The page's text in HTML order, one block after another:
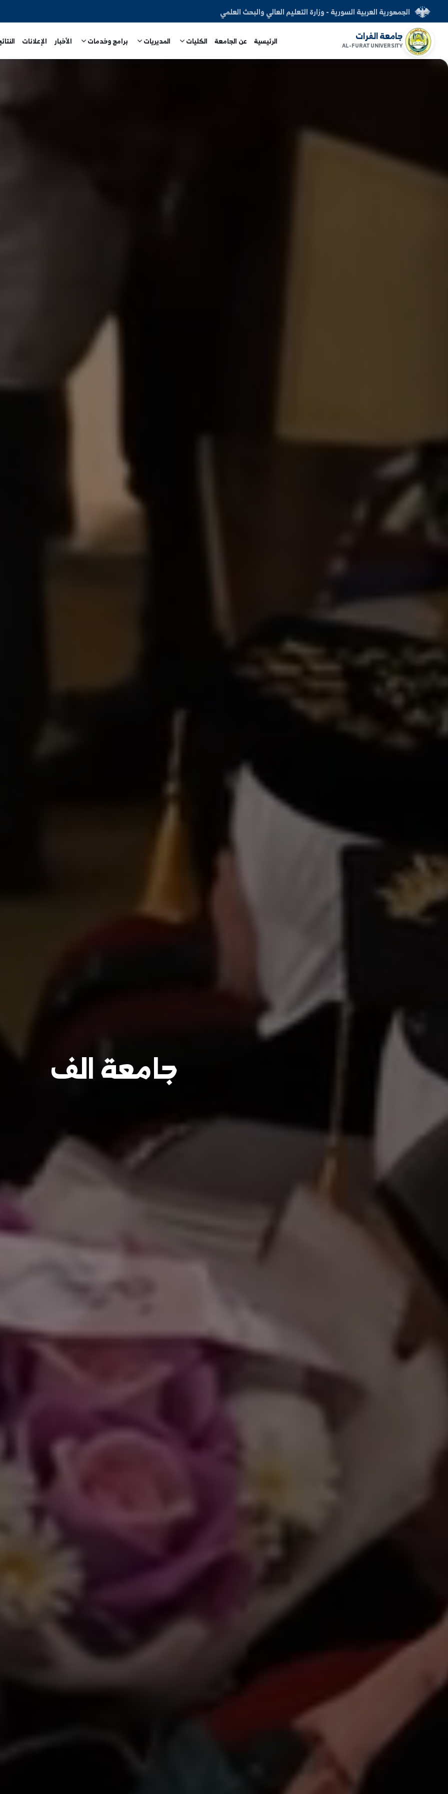
السورية - وزارة التعليم العالي والبحث العلمي
AL-FURAT عن الجامعة الكليات المديريات برامج وخدمات الأخبار الإعلانات النتائج
أهلاً وسهلاً بكم في